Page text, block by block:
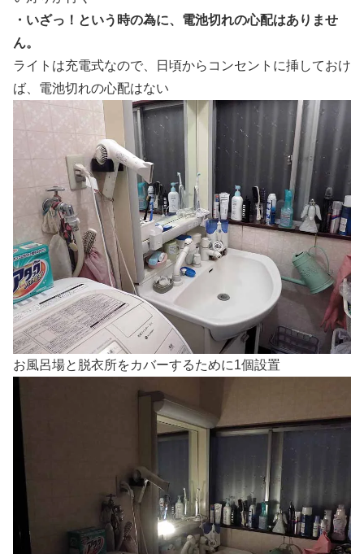
・いざっ！という時の為に、電池切れの心配はありませ
ん。
ライトは充電式なので、日頃からコンセントに挿しておけ
ば、電池切れの心配はない
お風呂場と脱衣所をカバーするために1個設置